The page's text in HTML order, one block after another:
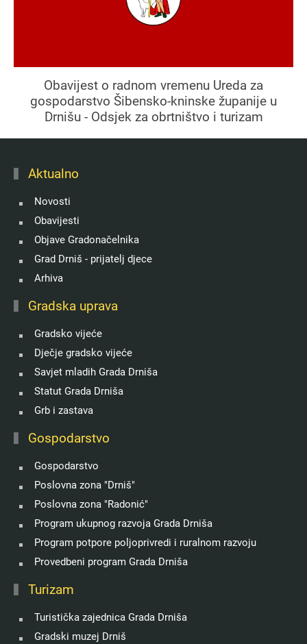
Obavijest o radnom vremenu Ureda za
gospodarstvo Šibensko-kninske županije u
Drnišu - Odsjek za obrtništvo i turizam
Aktualno
Novosti
Obavijesti
Objave Gradonačelnika
Grad Drniš - prijatelj djece
Arhiva
Gradska uprava
Gradsko vijeće
Dječje gradsko vijeće
Savjet mladih Grada Drniša
Statut Grada Drniša
Grb i zastava
Gospodarstvo
Gospodarstvo
Poslovna zona "Drniš"
Poslovna zona "Radonić"
Program ukupnog razvoja Grada Drniša
Program potpore poljoprivredi i ruralnom razvoju
Provedbeni program Grada Drniša
Turizam
Turistička zajednica Grada Drniša
Gradski muzej Drniš